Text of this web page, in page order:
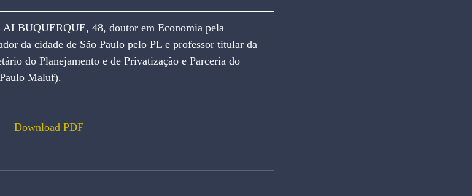
48, doutor em Economia pela
da cidade de São Paulo pelo PL e professor titular da
do Planejamento e de Privatização e Parceria do
Maluf).
Download PDF